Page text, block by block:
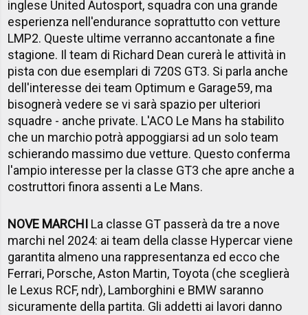
inglese United Autosport, squadra con una grande
esperienza nell'endurance soprattutto con vetture
LMP2. Queste ultime verranno accantonate a fine
stagione. Il team di Richard Dean curerà le attività in
pista con due esemplari di 720S GT3. Si parla anche
dell'interesse dei team Optimum e Garage59, ma
bisognerà vedere se vi sarà spazio per ulteriori
squadre - anche private. L'ACO Le Mans ha stabilito
che un marchio potrà appoggiarsi ad un solo team
schierando massimo due vetture. Questo conferma
l'ampio interesse per la classe GT3 che apre anche a
costruttori finora assenti a Le Mans.
NOVE MARCHI La classe GT passerà da tre a nove
marchi nel 2024: ai team della classe Hypercar viene
garantita almeno una rappresentanza ed ecco che
Ferrari, Porsche, Aston Martin, Toyota (che sceglierà
le Lexus RCF, ndr), Lamborghini e BMW saranno
sicuramente della partita. Gli addetti ai lavori danno